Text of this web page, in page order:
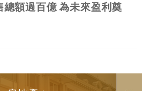
總額過百億 為未來盈利奠